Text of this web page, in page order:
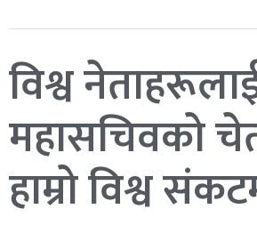
विश्व
महासचिवको
हाम्रो विश्व